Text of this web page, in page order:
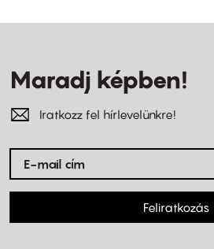
Maradj képben!
Iratkozz fel hírlevelünkre!
Feliratkozás